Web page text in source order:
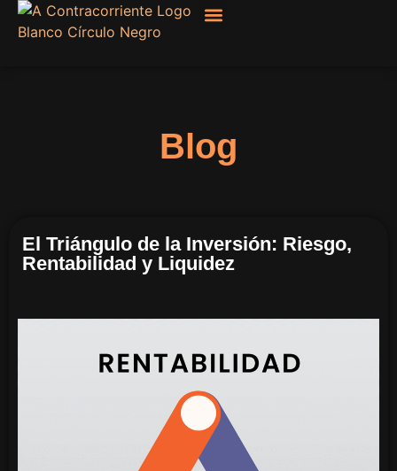
Blog
El Triángulo de la Inversión: Riesgo,
Rentabilidad y Liquidez